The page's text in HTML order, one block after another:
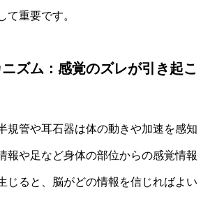
て重要です。
ズム：感覚のズレが引き起こ
規管や耳石器は体の動きや加速を感知
報や足など身体の部位からの感覚情報
じると、脳がどの情報を信じればよい